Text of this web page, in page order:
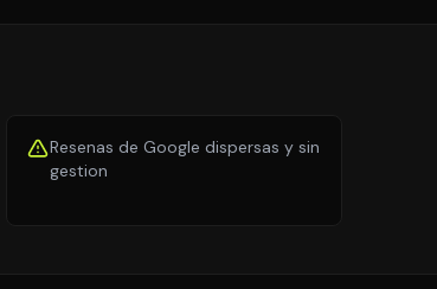
Resenas de Google dispersas y sin
gestion